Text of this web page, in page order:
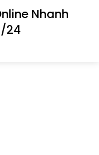
Nhanh
24